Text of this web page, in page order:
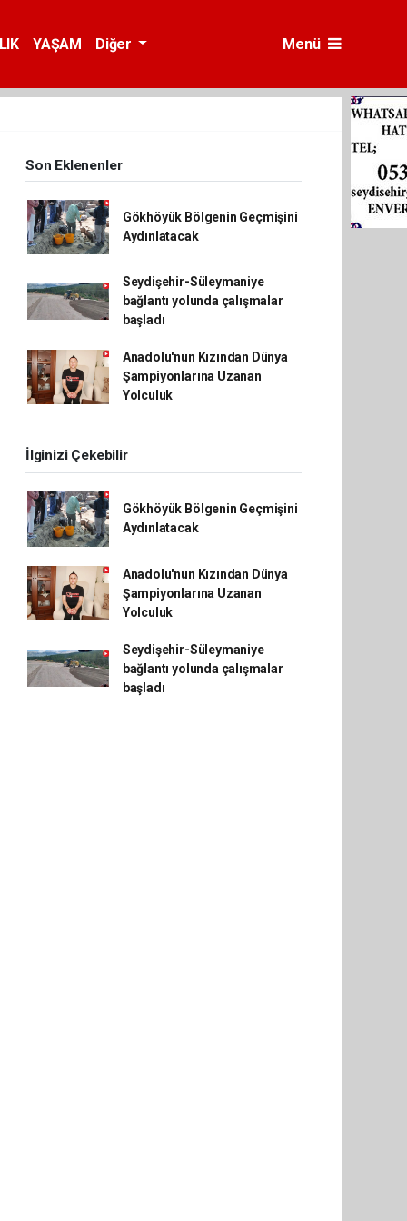
YAŞAM Diğer Menü
Son Eklenenler
Gökhöyük Bölgenin Geçmişini
Aydınlatacak
Seydişehir-Süleymaniye
bağlantı yolunda çalışmalar
başladı
Anadolu'nun Kızından Dünya
Şampiyonlarına Uzanan
Yolculuk
İlginizi Çekebilir
Gökhöyük Bölgenin Geçmişini
Aydınlatacak
Anadolu'nun Kızından Dünya
Şampiyonlarına Uzanan
Yolculuk
Seydişehir-Süleymaniye
bağlantı yolunda çalışmalar
başladı